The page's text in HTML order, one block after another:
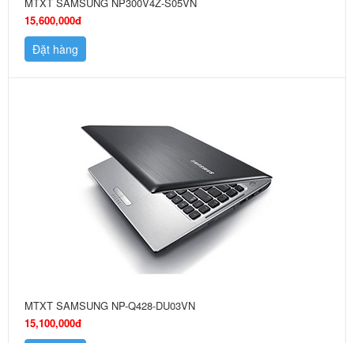
15,600,000đ
Đặt hàng
MTXT SAMSUNG NP-Q428-DU03VN
15,100,000đ